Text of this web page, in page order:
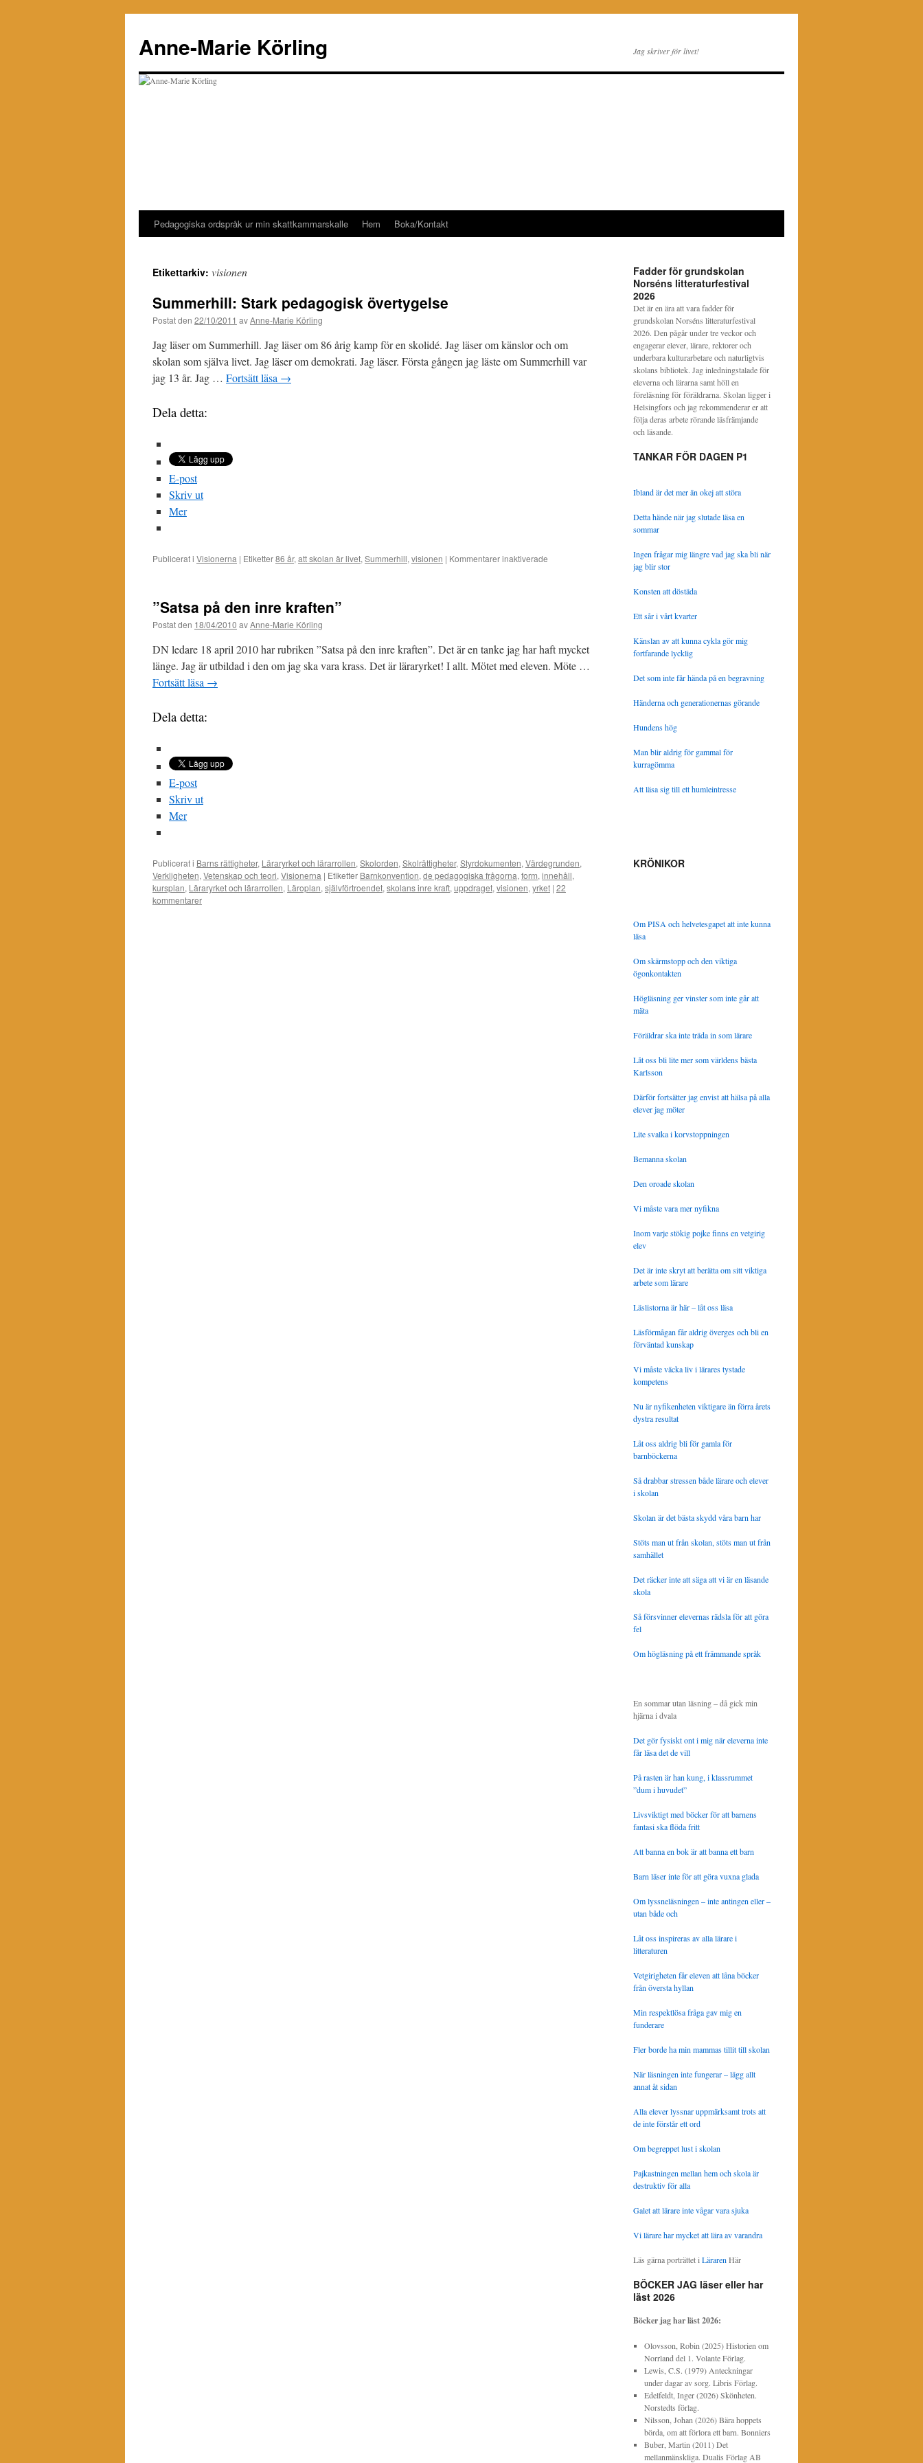
innehåll
Anne-Marie Körling Jag skriver för livet!
Pedagogiska ordspråk ur min skattkammarskalle Hem Boka/Kontakt
Etikettarkiv: visionen
Summerhill: Stark pedagogisk övertygelse
Postat den 22/10/2011 avAnne-Marie Körling
Jag läser om Summerhill. Jag läser om 86 årig kamp för en skolidé. Jag läser om känslor och om
skolan som själva livet. Jag läser om demokrati. Jag läser. Första gången jag läste om Summerhill var
jag 13 år. Jag … Fortsätt läsa →
Dela detta:
E-post
Skriv ut
Mer
Publicerat i Visionerna | Etiketter86 år, att skolan är livet, Summerhill, visionen | Kommentarer inaktiverade
”Satsa på den inre kraften”
Postat den 18/04/2010 avAnne-Marie Körling
DN ledare 18 april 2010 har rubriken ”Satsa på den inre kraften”. Det är en tanke jag har haft mycket
länge. Jag är utbildad i den om jag ska vara krass. Det är läraryrket! I allt. Mötet med eleven. Möte …
Fortsätt läsa →
Dela detta:
E-post
Skriv ut
Mer
Publicerat i Barns rättigheter, Läraryrket och lärarrollen, Skolorden, Skolrättigheter, Styrdokumenten, Värdegrunden,
Verkligheten, Vetenskap och teori, Visionerna | Etiketter Barnkonvention, de pedagogiska frågorna, form, innehåll,
kursplan, Läraryrket och lärarrollen, Läroplan, självförtroendet, skolans inre kraft, uppdraget, visionen, yrket | 22
kommentarer
Fadder för grundskolan
Norséns litteraturfestival
2026
Det är en ära att vara fadder för
grundskolan Norséns litteraturfestival
2026. Den pågår under tre veckor och
engagerar elever, lärare, rektorer och
underbara kulturarbetare och naturligtvis
skolans bibliotek. Jag inledningstalade för
eleverna och lärarna samt höll en
föreläsning för föräldrarna. Skolan ligger i
Helsingfors och jag rekommenderar er att
följa deras arbete rörande läsfrämjande
och läsande.
TANKAR FÖR DAGEN P1
Ibland är det mer än okej att störa
Detta hände när jag slutade läsa en
sommar
Ingen frågar mig längre vad jag ska bli när
jag blir stor
Konsten att döstäda
Ett sår i vårt kvarter
Känslan av att kunna cykla gör mig
fortfarande lycklig
Det som inte får hända på en begravning
Händerna och generationernas görande
Hundens hög
Man blir aldrig för gammal för
kurragömma
Att läsa sig till ett humleintresse
KRÖNIKOR
Om PISA och helvetesgapet att inte kunna
läsa
Om skärmstopp och den viktiga
ögonkontakten
Högläsning ger vinster som inte går att
mäta
Föräldrar ska inte träda in som lärare
Låt oss bli lite mer som världens bästa
Karlsson
Därför fortsätter jag envist att hälsa på alla
elever jag möter
Lite svalka i korvstoppningen
Bemanna skolan
Den oroade skolan
Vi måste vara mer nyfikna
Inom varje stökig pojke finns en vetgirig
elev
Det är inte skryt att berätta om sitt viktiga
arbete som lärare
Läslistorna är här – låt oss läsa
Läsförmågan får aldrig överges och bli en
förväntad kunskap
Vi måste väcka liv i lärares tystade
kompetens
Nu är nyfikenheten viktigare än förra årets
dystra resultat
Låt oss aldrig bli för gamla för
barnböckerna
Så drabbar stressen både lärare och elever
i skolan
Skolan är det bästa skydd våra barn har
Stöts man ut från skolan, stöts man ut från
samhället
Det räcker inte att säga att vi är en läsande
skola
Så försvinner elevernas rädsla för att göra
fel
Om högläsning på ett främmande språk
En sommar utan läsning – då gick min
hjärna i dvala
Det gör fysiskt ont i mig när eleverna inte
får läsa det de vill
På rasten är han kung, i klassrummet
”dum i huvudet”
Livsviktigt med böcker för att barnens
fantasi ska flöda fritt
Att banna en bok är att banna ett barn
Barn läser inte för att göra vuxna glada
Om lyssneläsningen – inte antingen eller –
utan både och
Låt oss inspireras av alla lärare i
litteraturen
Vetgirigheten får eleven att låna böcker
från översta hyllan
Min respektlösa fråga gav mig en
funderare
Fler borde ha min mammas tillit till skolan
När läsningen inte fungerar – lägg allt
annat åt sidan
Alla elever lyssnar uppmärksamt trots att
de inte förstår ett ord
Om begreppet lust i skolan
Pajkastningen mellan hem och skola är
destruktiv för alla
Galet att lärare inte vågar vara sjuka
Vi lärare har mycket att lära av varandra
Läs gärna porträttet i Läraren Här
BÖCKER JAG läser eller har
läst 2026
Böcker jag har läst2026:
Olovsson, Robin (2025) Historien om
Norrland del 1. Volante Förlag.
Lewis, C.S. (1979) Anteckningar
under dagar av sorg. Libris Förlag.
Edelfeldt, Inger (2026) Skönheten.
Norstedts förlag.
Nilsson, Johan (2026) Bära hoppets
börda, om att förlora ett barn. Bonniers
Buber, Martin (2011) Det
mellanmänskliga. Dualis Förlag AB